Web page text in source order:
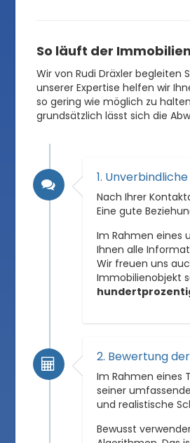
So läuft der
Wir von Rudi Dräxler begleiten
unserer Expertise helfen wir
so gering wie möglich zu
grundsätzlich lässt sich die
1.
Nach Ihrer
Eine gute
Im Rahmen eines
Ihnen alle
Wir freuen uns
Immobilienobjekt
2. Bewertung
Im Rahmen eines
seiner
und realistische
Bewusst